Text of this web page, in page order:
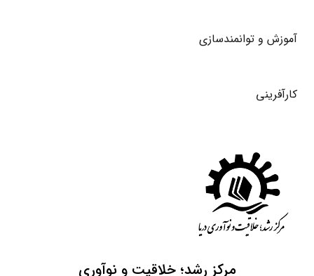
آموزش و توانمندسازی
کارآفرینی
مرکز رشد؛ خلاقیت و نوآوری